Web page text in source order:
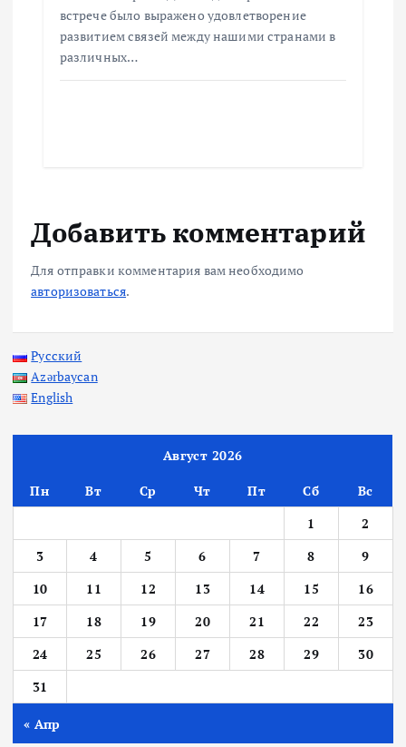
встрече было выражено удовлетворение
развитием связей между нашими странами в
различных…
Добавить комментарий
Для отправки комментария вам необходимо
авторизоваться.
Русский
Azərbaycan
English
Август 2026
Пн Вт Ср Чт Пт Сб
Вс
1
2
3
4 5 6 7 8
9
10
11 12 13 14 15
16
17
18 19 20 21 22
23
24
25 26 27 28 29
30
31
« Апр